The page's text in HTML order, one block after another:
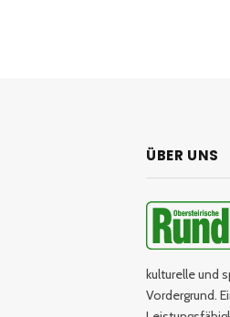
ÜBER UNS
kulturelle und
Vordergrund.